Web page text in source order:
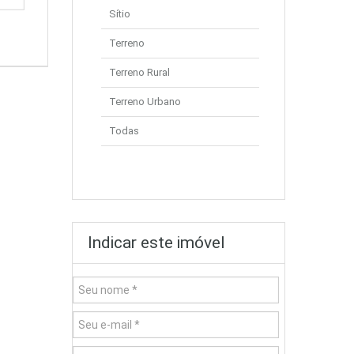
Sítio
Terreno
Terreno Rural
Terreno Urbano
Todas
Indicar este imóvel